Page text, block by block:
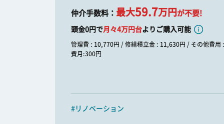
仲介手数料： 最大59.7万円 が不要!
頭金0円で月々4万円台よりご購入可能
管理費 : 10,770円 / 修繕積立金 : 11,630円 / その他費用
費月:300円
#リノベーション